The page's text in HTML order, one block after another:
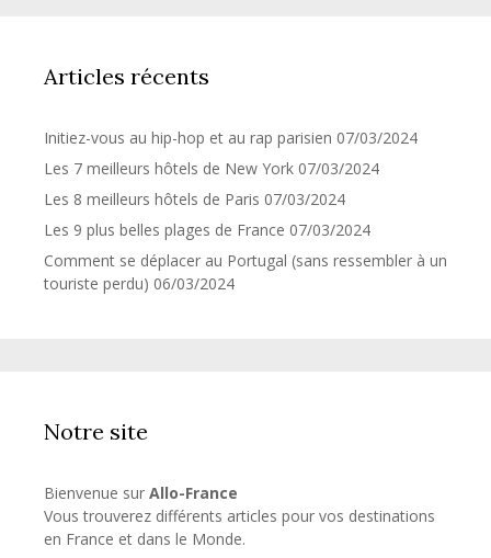
Articles récents
Initiez-vous au hip-hop et au rap parisien 07/03/2024
Les 7 meilleurs hôtels de New York 07/03/2024
Les 8 meilleurs hôtels de Paris 07/03/2024
Les 9 plus belles plages de France 07/03/2024
Comment se déplacer au Portugal (sans ressembler à un
touriste perdu) 06/03/2024
Notre site
Bienvenue sur Allo-France
Vous trouverez différents articles pour vos destinations
en France et dans le Monde.